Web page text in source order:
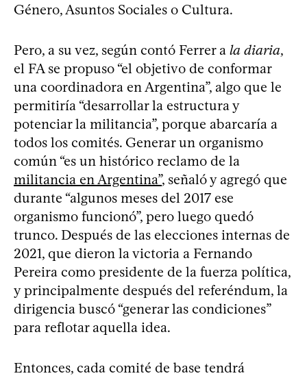
Género, Asuntos Sociales o Cultura.
Pero, a su vez, según contó Ferrer a la diaria,
el FA se propuso “el objetivo de conformar
una coordinadora en Argentina”, algo que le
permitiría “desarrollar la estructura y
potenciar la militancia”, porque abarcaría a
todos los comités. Generar un organismo
común “es un histórico reclamo de la
militancia en Argentina”, señaló y agregó que
durante “algunos meses del 2017 ese
organismo funcionó”, pero luego quedó
trunco. Después de las elecciones internas de
2021, que dieron la victoria a Fernando
Pereira como presidente de la fuerza política,
y principalmente después del referéndum, la
dirigencia buscó “generar las condiciones”
para reflotar aquella idea.
Entonces, cada comité de base tendrá